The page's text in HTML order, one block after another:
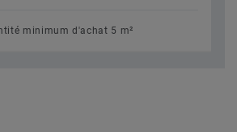
minimum d'achat 5 m²